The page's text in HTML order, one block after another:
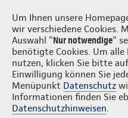
Um Ihnen unsere
wir verschiedene Cookies.
Auswahl "Nur notwendige"
benötigte Cookies. Um
nutzen, klicken Sie bitte
Einwilligung können Sie
Menüpunkt Datenschutz
Informationen finden Sie
Datenschutzhinweisen.
Thomas Krum
Gute Gründe Tarife &